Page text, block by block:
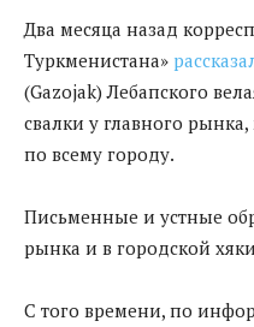
Два месяца назад
Туркменистана»
(Gazojak) Лебапского
свалки у главного
по всему городу.
Письменные и устные
рынка и в городской
С того времени, по